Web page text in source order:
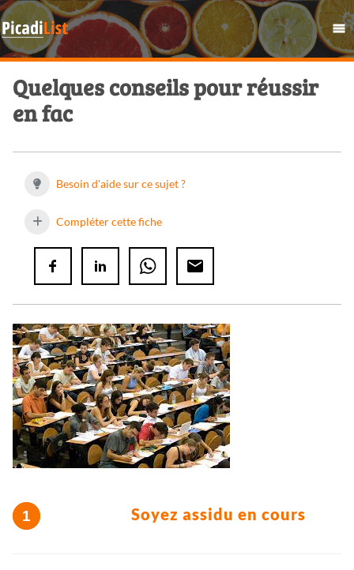
Quelques conseils pour réussir
en fac
Besoin d'aide sur ce sujet ?
Compléter cette fiche
Soyez assidu en cours